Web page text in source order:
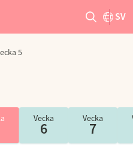
SV
5
Vecka
6
Vecka
7